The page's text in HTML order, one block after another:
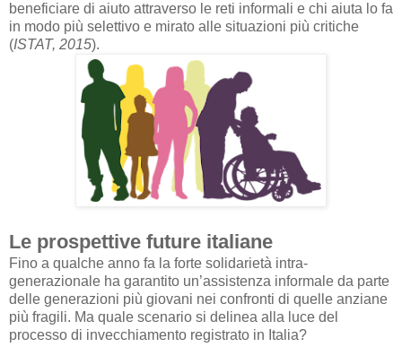
beneficiare di aiuto attraverso le reti informali e chi aiuta lo fa
in modo più selettivo e mirato alle situazioni più critiche
(ISTAT, 2015).
Le prospettive future italiane
Fino a qualche anno fa la forte solidarietà intra-
generazionale ha garantito un’assistenza informale da parte
delle generazioni più giovani nei confronti di quelle anziane
più fragili. Ma quale scenario si delinea alla luce del
processo di invecchiamento registrato in Italia?